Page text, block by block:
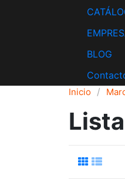
BLOG
Inicio